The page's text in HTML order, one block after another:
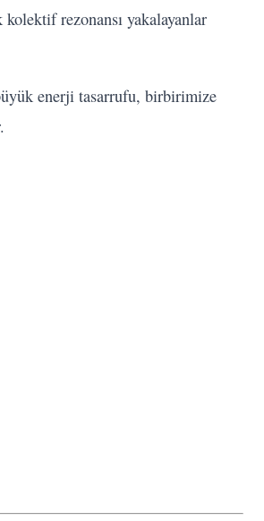
rezonansı yakalayanlar
enerji tasarrufu, birbirimize